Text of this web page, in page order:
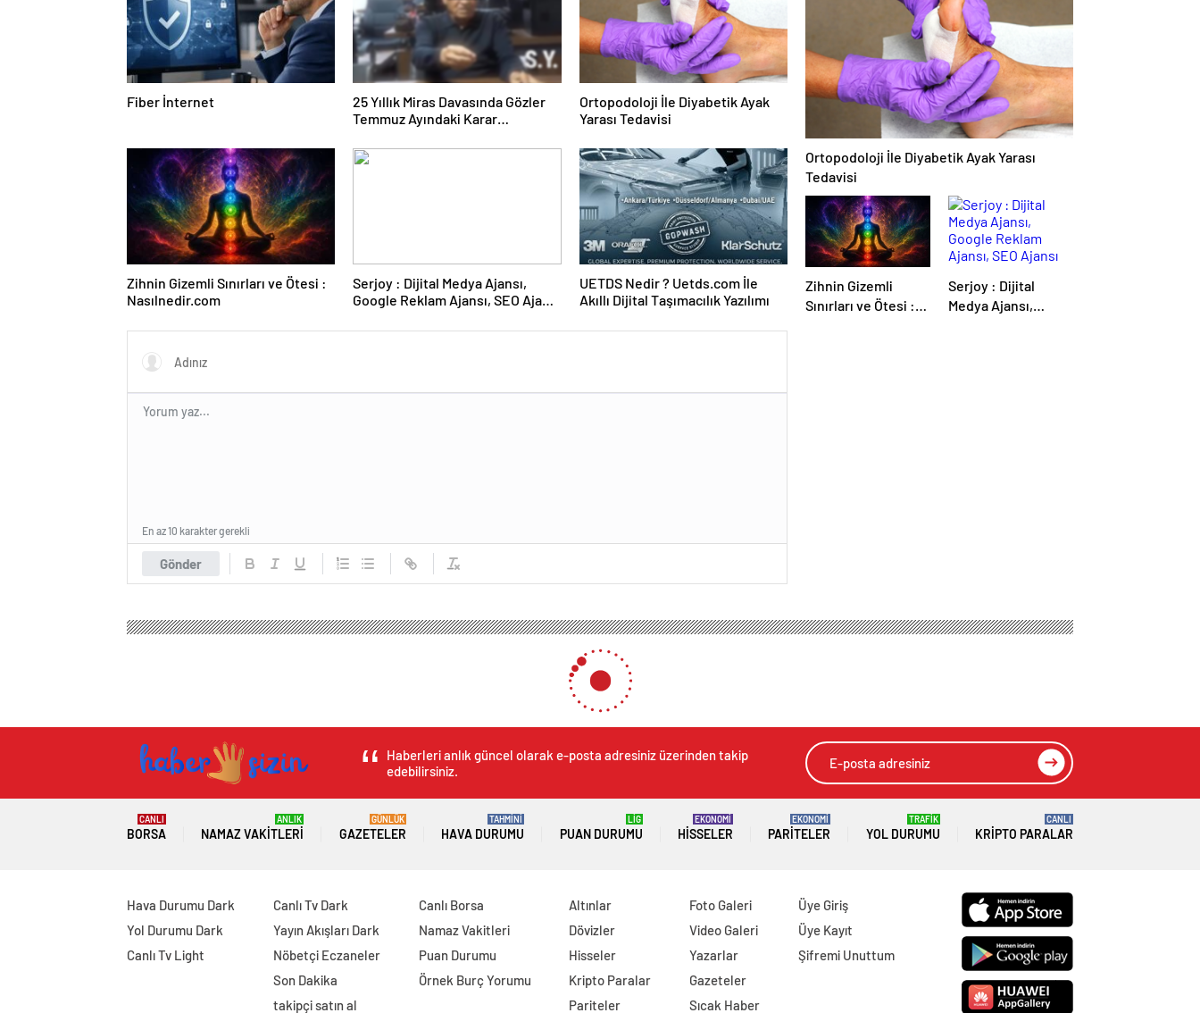
Fiber İnternet
25 Yıllık Miras Davasında Gözler
Temmuz Ayındaki Karar
Ortopodoloji İle Diyabetik Ayak
Yarası Tedavisi
Zihnin Gizemli Sınırları ve Ötesi :
Nasılnedir.com
Serjoy : Dijital Medya Ajansı,
Google Reklam Ajansı, SEO Ajansı
UETDS Nedir ? Uetds.com İle
Akıllı Dijital Taşımacılık Yazılımı
Gönder
En az 10 karakter gerekli
Karar Duruşmasına
Çevrildi
Ortopodoloji İle Diyabetik Ayak Yarası
Tedavisi
Zihnin Gizemli
Sınırları ve Ötesi :
Serjoy : Dijital
Medya Ajansı,
Haberleri anlık güncel olarak e-posta adresiniz üzerinden takip
edebilirsiniz.
BORSA
CANLI
NAMAZ VAKITLERI
ANLIK
GAZETELER
GÜNLÜK
HAVA DURUMU
TAHMİNİ
PUAN DURUMU
LİG
HISSELER
EKONOMİ
PARITELER
EKONOMİ
YOL DURUMU
TRAFİK
KRIPTO PARALAR
CANLI
Hava Durumu Dark
Yol Durumu Dark
Canlı Tv Light
Canlı Tv Dark
Yayın Akışları Dark
Nöbetçi Eczaneler
Son Dakika
takipçi satın al
Canlı Borsa
Namaz Vakitleri
Puan Durumu
Örnek Burç Yorumu
Altınlar
Dövizler
Hisseler
Kripto Paralar
Pariteler
Foto Galeri
Video Galeri
Yazarlar
Gazeteler
Sıcak Haber
Üye Giriş
Üye Kayıt
Şifremi Unuttum